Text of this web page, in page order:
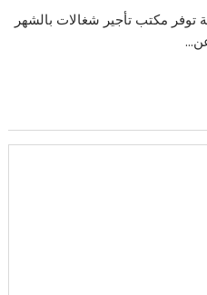
مكتب تأجير شغالات بالشهر